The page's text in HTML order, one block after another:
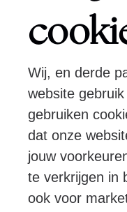
Wij, en derde
website
gebruiken
dat onze
jouw
te verkrijgen in
ook voor